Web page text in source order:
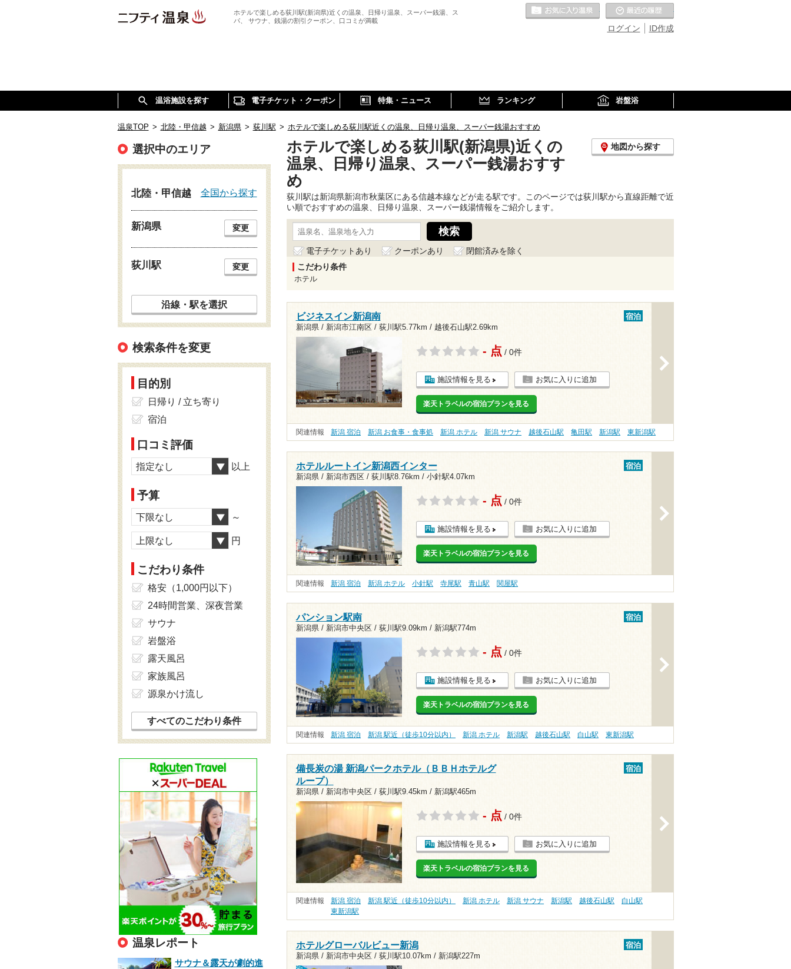
ホテルで楽しめる荻川駅(新潟県)近くの温泉、日帰り温泉、スーパー銭湯、ス
パ、 サウナ、銭湯の割引クーポン、口コミが満載
ID作成
ログイン
お気に入りの温泉
温浴施設を探す 電子チケット・クーポン 特集・ニュース ランキング 岩盤浴
温泉TOP > 北陸・甲信越 > 新潟県 > 荻川駅 > ホテルで楽しめる荻川駅近くの温泉、日帰り温泉、スーパー銭湯おすすめ
ホテルで楽しめる荻川駅(新潟県)近くの
温泉、日帰り温泉、スーパー銭湯おすす
め
地図から探す
荻川駅は新潟県新潟市秋葉区にある信越本線などが走る駅です。このページでは荻川駅から直線距離で近
い順でおすすめの温泉、日帰り温泉、スーパー銭湯情報をご紹介します。
電子チケットあり クーポンあり
閉館済みを除く
こだわり条件
ホテル
ビジネスイン新潟南
新潟県 / 新潟市江南区 / 荻川駅5.77km / 越後石山駅2.69km
宿泊
- 点 / 0件
施設情報を見る お気に入りに追加
楽天トラベルの宿泊プランを見る
関連情報 新潟 宿泊 新潟 お食事・食事処 新潟 ホテル 新潟 サウナ 越後石山駅 亀田駅 新潟駅 東新潟駅
ホテルルートイン新潟西インター
新潟県 / 新潟市西区 / 荻川駅8.76km / 小針駅4.07km
宿泊
- 点 / 0件
施設情報を見る お気に入りに追加
楽天トラベルの宿泊プランを見る
関連情報 新潟 宿泊 新潟 ホテル 小針駅 寺尾駅 青山駅 関屋駅
パンション駅南
新潟県 / 新潟市中央区 / 荻川駅9.09km / 新潟駅774m
宿泊
- 点 / 0件
施設情報を見る お気に入りに追加
楽天トラベルの宿泊プランを見る
関連情報 新潟 宿泊 新潟 駅近（徒歩10分以内） 新潟 ホテル 新潟駅 越後石山駅 白山駅 東新潟駅
備長炭の湯 新潟パークホテル（ＢＢＨホテルグ
ループ）
新潟県 / 新潟市中央区 / 荻川駅9.45km / 新潟駅465m
宿泊
- 点 / 0件
施設情報を見る お気に入りに追加
楽天トラベルの宿泊プランを見る
関連情報 新潟 宿泊 新潟 駅近（徒歩10分以内） 新潟 ホテル 新潟 サウナ 新潟駅 越後石山駅
白山駅
東新潟駅
ホテルグローバルビュー新潟
新潟県 / 新潟市中央区 / 荻川駅10.07km / 新潟駅227m
宿泊
選択中のエリア
北陸・甲信越 全国から探す
新潟県 変更
荻川駅 変更
沿線・駅を選択
検索条件を変更
目的別
日帰り / 立ち寄り
宿泊
口コミ評価
指定なし 以上
予算
下限なし ～
上限なし 円
こだわり条件
格安（1,000円以下）
24時間営業、深夜営業
サウナ
岩盤浴
露天風呂
家族風呂
源泉かけ流し
すべてのこだわり条件
温泉レポート
サウナ＆露天が劇的進